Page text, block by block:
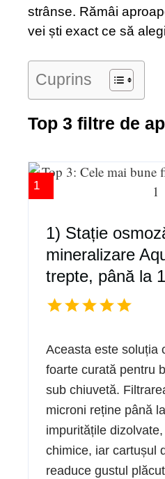
strânse. Rămâi
vei ști exact ce să
Cuprins
Top 3 filtre de
1
1) Stație
mineralizare
trepte, până la
Aceasta este soluția
foarte curată pentru
sub chiuvetă.
microni reține până
impuritățile
chimice, iar cartușul
readuce gustul